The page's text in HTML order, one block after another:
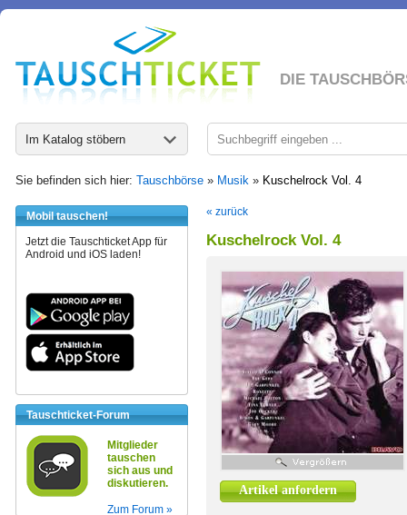
DIE
Im Katalog stöbern
Sie befinden sich hier: Tauschbörse » Musik » Kuschelrock Vol. 4
Mobil tauschen!
Jetzt die Tauschticket App für
Android und iOS laden!
Tauschticket-Forum
Mitglieder
tauschen
sich aus und
diskutieren.
Zum Forum »
« zurück
Kuschelrock Vol. 4
Artikel anfordern